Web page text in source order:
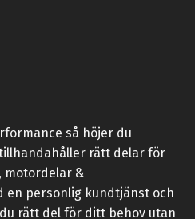
så höjer du
rätt delar för
motordelar &
en personlig kundtjänst och
rätt del för ditt behov utan